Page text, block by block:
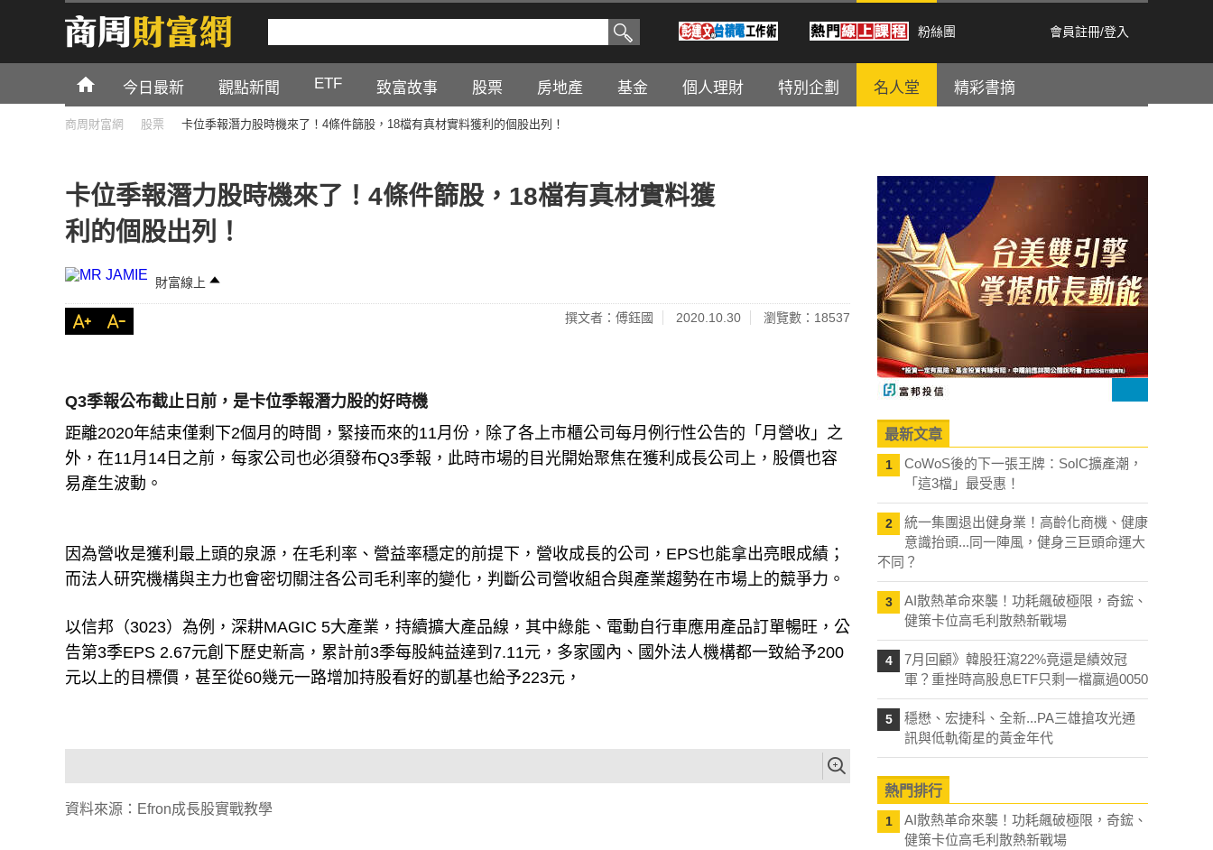
粉絲團 會員註冊/登入
今日最新 觀點新聞 ETF 致富故事 股票 房地產 基金 個人理財 特別企劃 名人堂 精彩書摘
商周財富網 股票 卡位季報潛力股時機來了！4條件篩股，18檔有真材實料獲利的個股出列！
卡位季報潛力股時機來了！4條件篩股，18檔有真材實料獲
利的個股出列！
財富線上
撰文者：傅鈺國 2020.10.30 瀏覽數：18537
Q3季報公布截止日前，是卡位季報潛力股的好時機
距離2020年結束僅剩下2個月的時間，緊接而來的11月份，除了各上市櫃公司每月例行性公告的「月營收」之
外，在11月14日之前，每家公司也必須發布Q3季報，此時市場的目光開始聚焦在獲利成長公司上，股價也容
易產生波動。
因為營收是獲利最上頭的泉源，在毛利率、營益率穩定的前提下，營收成長的公司，EPS也能拿出亮眼成績；
而法人研究機構與主力也會密切關注各公司毛利率的變化，判斷公司營收組合與產業趨勢在市場上的競爭力。
以信邦（3023）為例，深耕MAGIC 5大產業，持續擴大產品線，其中綠能、電動自行車應用產品訂單暢旺，公
告第3季EPS 2.67元創下歷史新高，累計前3季每股純益達到7.11元，多家國內、國外法人機構都一致給予200
元以上的目標價，甚至從60幾元一路增加持股看好的凱基也給予223元，
資料來源：Efron成長股實戰教學
最新文章
1
CoWoS後的下一張王牌：SoIC擴產潮，
「這3檔」最受惠！
2
統一集團退出健身業！高齡化商機、健康
意識抬頭...同一陣風，健身三巨頭命運大
不同？
3
AI散熱革命來襲！功耗飆破極限，奇鋐、
健策卡位高毛利散熱新戰場
4
7月回顧》韓股狂瀉22%竟還是績效冠
軍？重挫時高股息ETF只剩一檔贏過0050
5
穩懋、宏捷科、全新...PA三雄搶攻光通
訊與低軌衛星的黃金年代
熱門排行
1
AI散熱革命來襲！功耗飆破極限，奇鋐、
健策卡位高毛利散熱新戰場